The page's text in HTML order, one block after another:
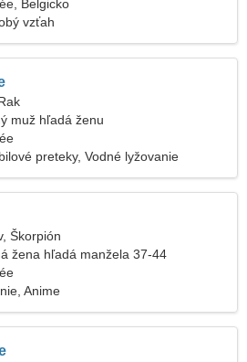
Belgicko
vzťah
muž hľadá ženu
preteky, Vodné lyžovanie
Škorpión
žena hľadá manžela 37-44
Anime